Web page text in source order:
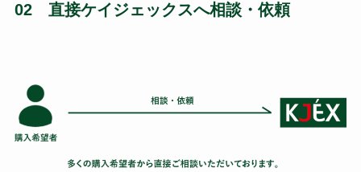
02 直接ケイジェックスへ相談・依頼